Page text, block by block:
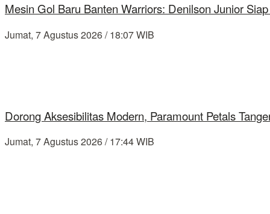
Mesin Gol Baru Banten Warriors: Denilson Junior
Jumat, 7 Agustus 2026 / 18:07 WIB
Dorong Aksesibilitas Modern, Paramount Petals
Jumat, 7 Agustus 2026 / 17:44 WIB